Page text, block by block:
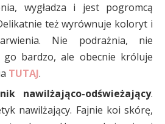
wygładza i jest pogromcą
też wyrównuje koloryt i
Nie podrażnia, nie
go bardzo, ale obecnie króluje
TUTAJ.
nawilżająco-odświeżający.
nawilżający. Fajnie koi skórę,